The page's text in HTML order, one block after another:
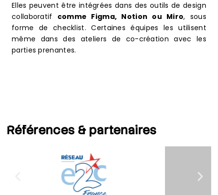
Elles peuvent être intégrées dans des outils de design
collaboratif comme Figma, Notion ou Miro, sous
forme de checklist. Certaines équipes les utilisent
même dans des ateliers de co-création avec les
parties prenantes.
Références& partenaires